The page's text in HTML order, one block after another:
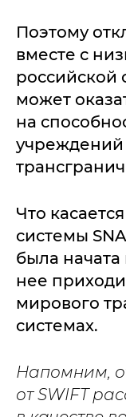
Поэтому
вместе с
российской
может
на
учреждений
Что
системы
была начата
нее
мирового
системах.
Напомним,
от SWIFT